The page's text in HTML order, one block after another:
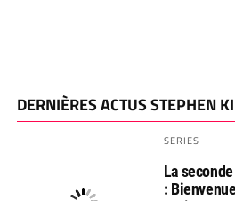
DERNIÈRES ACTUS STEPHEN
SERIES
La
: